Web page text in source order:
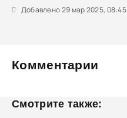
Добавлено 29 мар 2025, 08:45
Комментарии
Смотрите также: